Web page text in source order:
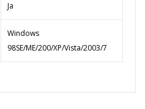
Ja
Windows
98SE/ME/200/XP/Vista/2003/7